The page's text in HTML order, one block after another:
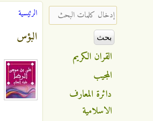
الإشعاع
الإسلامي أنت هنا
الرئيسية
البؤس
‏إدخال كلمات البحث ‏
القران الكريم
المجيب
دائرة المعارف
الاسلامية